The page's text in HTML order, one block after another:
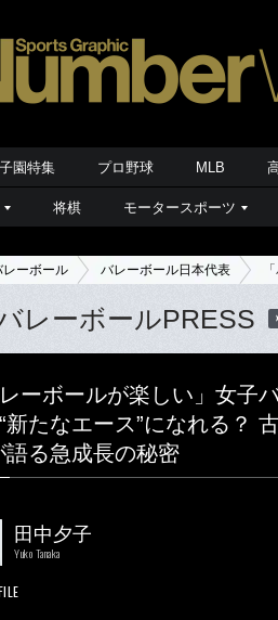
園特集 プロ野球 MLB
将棋 モータースポーツ
レーボール バレーボール日本代表
レーボールPRESS
レーボールが楽しい」女子
新たなエース”になれる？
語る急成長の秘密
田中夕子
Yuko Tanaka